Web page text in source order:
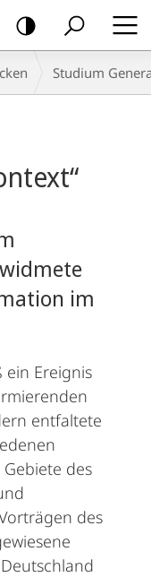
Studium
im
Ereignis
entfaltete
des
des